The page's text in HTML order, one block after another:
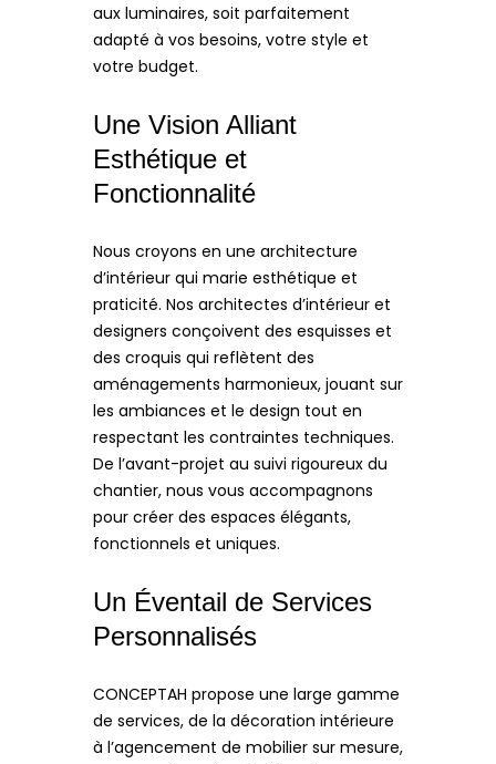
aux luminaires, soit parfaitement
adapté à vos besoins, votre style et
votre budget.
Une Vision Alliant
Esthétique et
Fonctionnalité
Nous croyons en une architecture
d’intérieur qui marie esthétique et
praticité. Nos architectes d’intérieur et
designers conçoivent des esquisses et
des croquis qui reflètent des
aménagements harmonieux, jouant sur
les ambiances et le design tout en
respectant les contraintes techniques.
De l’avant-projet au suivi rigoureux du
chantier, nous vous accompagnons
pour créer des espaces élégants,
fonctionnels et uniques.
Un Éventail de Services
Personnalisés
CONCEPTAH propose une large gamme
de services, de la décoration intérieure
à l’agencement de mobilier sur mesure,